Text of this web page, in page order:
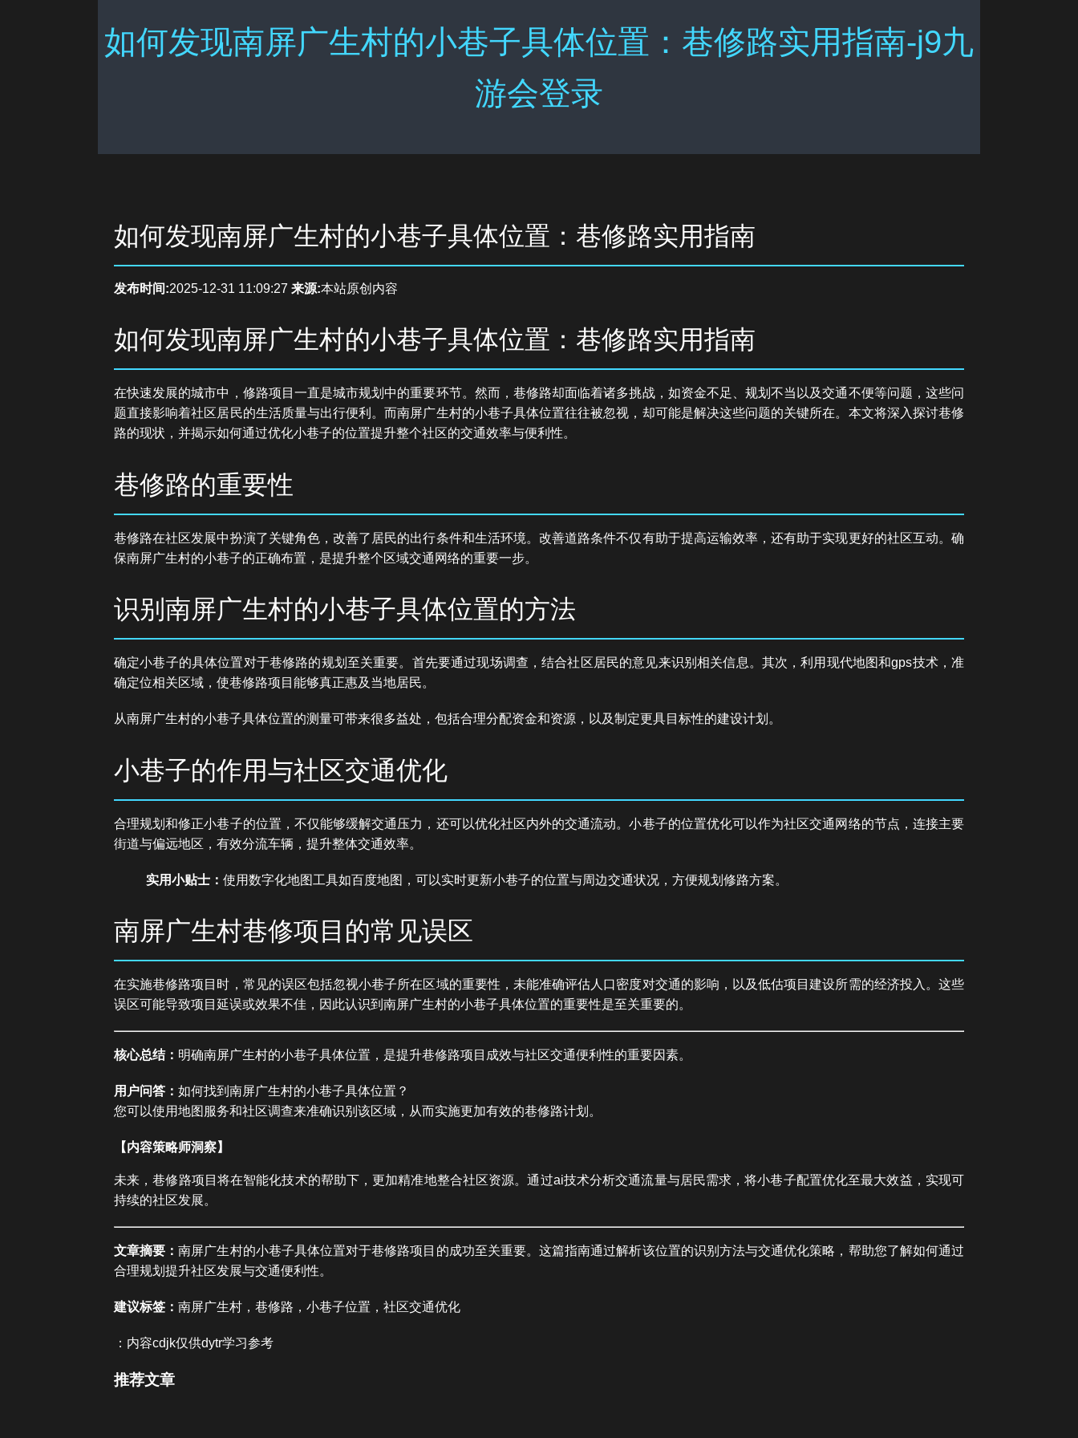
如何发现南屏广生村的小巷子具体位置：巷修路实用指南-j9九
游会登录
如何发现南屏广生村的小巷子具体位置：巷修路实用指南
发布时间:2025-12-31 11:09:27 来源:本站原创内容
如何发现南屏广生村的小巷子具体位置：巷修路实用指南
在快速发展的城市中，修路项目一直是城市规划中的重要环节。然而，巷修路却面临着诸多挑战，如资金不足、规划不当以及交通不便等问题，这些问
题直接影响着社区居民的生活质量与出行便利。而南屏广生村的小巷子具体位置往往被忽视，却可能是解决这些问题的关键所在。本文将深入探讨巷修
路的现状，并揭示如何通过优化小巷子的位置提升整个社区的交通效率与便利性。
巷修路的重要性
巷修路在社区发展中扮演了关键角色，改善了居民的出行条件和生活环境。改善道路条件不仅有助于提高运输效率，还有助于实现更好的社区互动。确
保南屏广生村的小巷子的正确布置，是提升整个区域交通网络的重要一步。
识别南屏广生村的小巷子具体位置的方法
确定小巷子的具体位置对于巷修路的规划至关重要。首先要通过现场调查，结合社区居民的意见来识别相关信息。其次，利用现代地图和gps技术，准
确定位相关区域，使巷修路项目能够真正惠及当地居民。
从南屏广生村的小巷子具体位置的测量可带来很多益处，包括合理分配资金和资源，以及制定更具目标性的建设计划。
小巷子的作用与社区交通优化
合理规划和修正小巷子的位置，不仅能够缓解交通压力，还可以优化社区内外的交通流动。小巷子的位置优化可以作为社区交通网络的节点，连接主要
街道与偏远地区，有效分流车辆，提升整体交通效率。
实用小贴士： 使用数字化地图工具如百度地图，可以实时更新小巷子的位置与周边交通状况，方便规划修路方案。
南屏广生村巷修项目的常见误区
在实施巷修路项目时，常见的误区包括忽视小巷子所在区域的重要性，未能准确评估人口密度对交通的影响，以及低估项目建设所需的经济投入。这些
误区可能导致项目延误或效果不佳，因此认识到南屏广生村的小巷子具体位置的重要性是至关重要的。
核心总结： 明确南屏广生村的小巷子具体位置，是提升巷修路项目成效与社区交通便利性的重要因素。
用户问答： 如何找到南屏广生村的小巷子具体位置？
您可以使用地图服务和社区调查来准确识别该区域，从而实施更加有效的巷修路计划。
【内容策略师洞察】
未来，巷修路项目将在智能化技术的帮助下，更加精准地整合社区资源。通过ai技术分析交通流量与居民需求，将小巷子配置优化至最大效益，实现可
持续的社区发展。
文章摘要：南屏广生村的小巷子具体位置对于巷修路项目的成功至关重要。这篇指南通过解析该位置的识别方法与交通优化策略，帮助您了解如何通过
合理规划提升社区发展与交通便利性。
建议标签： 南屏广生村，巷修路，小巷子位置，社区交通优化
：内容cdjk仅供dytr学习参考
推荐文章